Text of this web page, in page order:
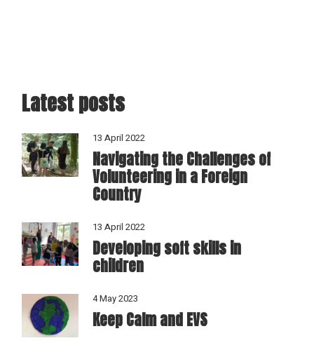
Latest posts
13 April 2022
Navigating the Challenges of
Volunteering in a Foreign
Country
13 April 2022
Developing soft skills in
children
4 May 2023
Keep Calm and EVS